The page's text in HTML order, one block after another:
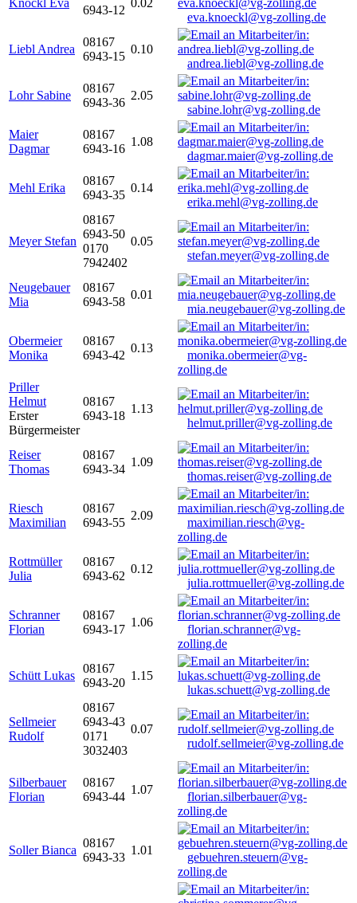
Knöckl Eva
6943-12
0.02
eva.knoeckl@vg-zolling.de
Liebl Andrea
08167
6943-15
0.10
andrea.liebl@vg-zolling.de
Lohr Sabine
08167
6943-36
2.05
sabine.lohr@vg-zolling.de
Maier
Dagmar
08167
6943-16
1.08
dagmar.maier@vg-zolling.de
Mehl Erika
08167
6943-35
0.14
erika.mehl@vg-zolling.de
Meyer Stefan
08167
6943-50
0170
7942402
0.05
stefan.meyer@vg-zolling.de
Neugebauer
Mia
08167
6943-58
0.01
mia.neugebauer@vg-zolling.de
Obermeier
Monika
08167
6943-42
0.13
monika.obermeier@vg-
zolling.de
Priller
Helmut
Erster
Bürgermeister
08167
6943-18
1.13
helmut.priller@vg-zolling.de
Reiser
Thomas
08167
6943-34
1.09
thomas.reiser@vg-zolling.de
Riesch
Maximilian
08167
6943-55
2.09
maximilian.riesch@vg-
zolling.de
Rottmüller
Julia
08167
6943-62
0.12
julia.rottmueller@vg-zolling.de
Schranner
Florian
08167
6943-17
1.06
florian.schranner@vg-
zolling.de
Schütt Lukas
08167
6943-20
1.15
lukas.schuett@vg-zolling.de
Sellmeier
Rudolf
08167
6943-43
0171
3032403
0.07
rudolf.sellmeier@vg-zolling.de
Silberbauer
Florian
08167
6943-44
1.07
florian.silberbauer@vg-
zolling.de
Soller Bianca
08167
6943-33
1.01
gebuehren.steuern@vg-
zolling.de